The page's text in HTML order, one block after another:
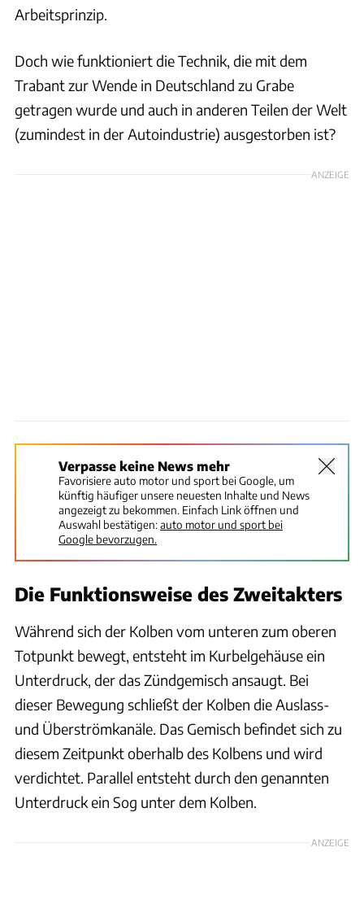
Arbeitsprinzip.
Doch wie funktioniert die Technik, die mit dem
Trabant zur Wende in Deutschland zu Grabe
getragen wurde und auch in anderen Teilen der Welt
(zumindest in der Autoindustrie) ausgestorben ist?
ANZEIGE
Verpasse keine News mehr
Favorisiere auto motor und sport bei Google, um
künftig häufiger unsere neuesten Inhalte und News
angezeigt zu bekommen. Einfach Link öffnen und
Auswahl bestätigen:auto motor und sport bei
Google bevorzugen.
Die Funktionsweise des Zweitakters
Während sich der Kolben vom unteren zum oberen
Totpunkt bewegt, entsteht im Kurbelgehäuse ein
Unterdruck, der das Zündgemisch ansaugt. Bei
dieser Bewegung schließt der Kolben die Auslass-
und Überströmkanäle. Das Gemisch befindet sich zu
diesem Zeitpunkt oberhalb des Kolbens und wird
verdichtet. Parallel entsteht durch den genannten
Unterdruck ein Sog unter dem Kolben.
ANZEIGE